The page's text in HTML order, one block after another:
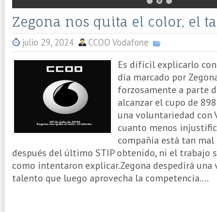
Zegona nos quita el color, el
julio 29, 2024 CCOO Vodafone
Es difícil explicarlo
día marcado por
forzosamente a parte
alcanzar el cupo de
una voluntariedad con
cuanto menos
compañía está tan
después del último STIP obtenido, ni el trabajo
como intentaron explicar.Zegona despedirá una
talento que luego aprovecha la competencia....